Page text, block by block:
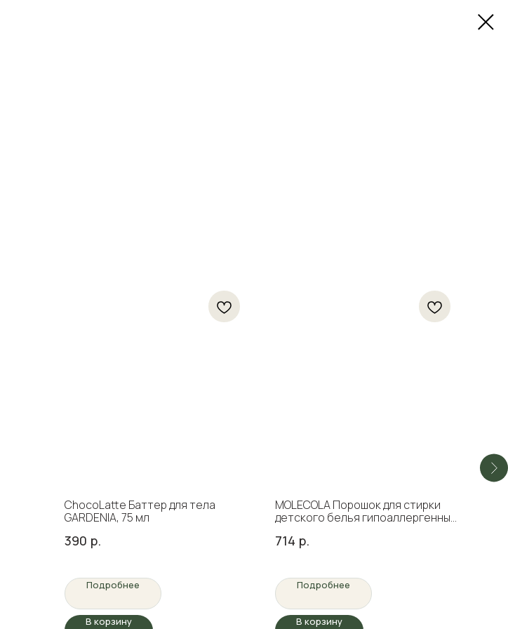
ChocoLatte Баттер для тела
GARDENIA, 75 мл
390 р.
Подробнее
В корзину
MOLECOLA Порошок для стирки
детского белья гипоаллергенный
714 р.
Подробнее
В корзину